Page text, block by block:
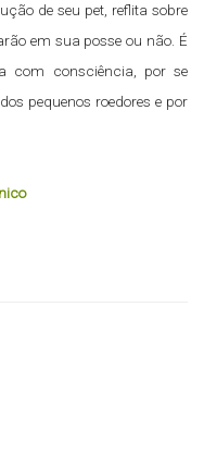
de seu pet, reflita sobre
em sua posse ou não. É
com consciência, por se
pequenos roedores e por